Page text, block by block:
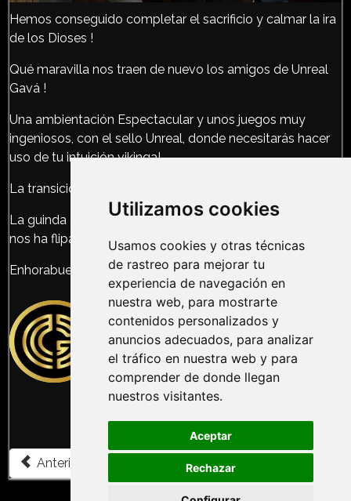
Utilizamos cookies
Usamos cookies y otras técnicas
de rastreo para mejorar tu
experiencia de navegación en
nuestra web, para mostrarte
contenidos personalizados y
anuncios adecuados, para analizar
el tráfico en nuestra web y para
comprender de donde llegan
nuestros visitantes.
Aceptar
Rechazar
Hemos conseguido completar el sacrificio y calmar la ira
de los Dioses !
Qué maravilla nos traen de nuevo los amigos de Unreal
Gavá !
Una ambientación Espectacular y unos juegos muy
ingeniosos, con el sello Unreal, donde necesitarás hacer
uso de tu intuición vikinga!
La transición entre estancias nos ha parecido brutal.
La guinda al pastel de la aventura, en la estancia final,
nos ha flipado completamente.
Enhorabuena chicos!
Artículo anterior: ▷ Opinión The Broken Hour | EL TREN
Anterior Artículo siguiente: ▷ Opinión Addams